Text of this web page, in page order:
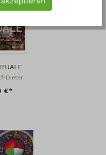
Dieter
€*